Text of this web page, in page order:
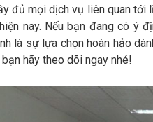
đủ mọi dịch vụ liên quan tới
nay. Nếu bạn đang có ý
là sự lựa chọn hoàn hảo
hãy theo dõi ngay nhé!